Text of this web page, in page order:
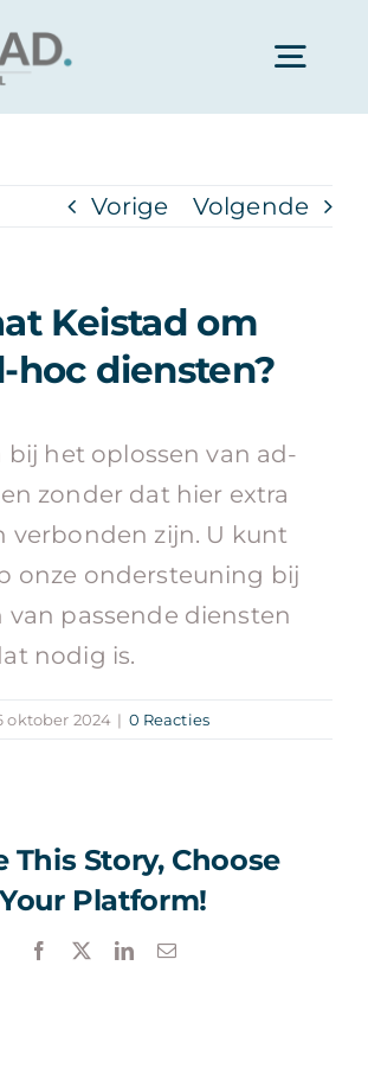
Over ons
Vacatures
Vorige Volgende
Keistad om
hoc diensten?
bij het oplossen van ad-
zonder dat hier extra
verbonden zijn. U kunt
onze ondersteuning bij
van passende diensten
nodig is.
oktober 2024 | 0 Reacties
This Story, Choose
Your Platform!
Facebook LinkedIn
E-